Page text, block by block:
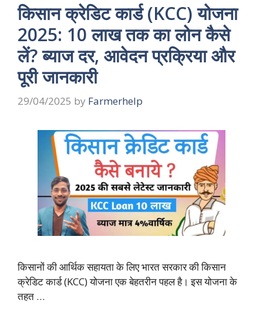
किसान क्रेडिट कार्ड (KCC) योजना
2025: 10 लाख तक का लोन कैसे
लें? ब्याज दर, आवेदन प्रक्रिया और
पूरी जानकारी
29/04/2025 by Farmerhelp
किसानों की आर्थिक सहायता के लिए भारत सरकार की किसान
क्रेडिट कार्ड (KCC) योजना एक बेहतरीन पहल है। इस योजना के
तहत …